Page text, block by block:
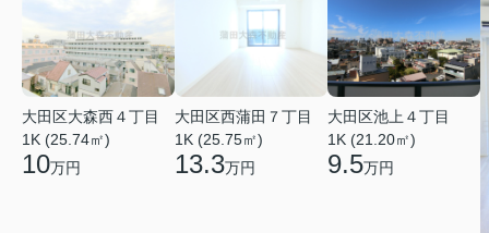
大田区大森西４丁目
1K (25.74㎡)
10万円
大田区西蒲田７丁目
1K (25.75㎡)
13.3万円
大田区池上４丁目
1K (21.20㎡)
9.5万円